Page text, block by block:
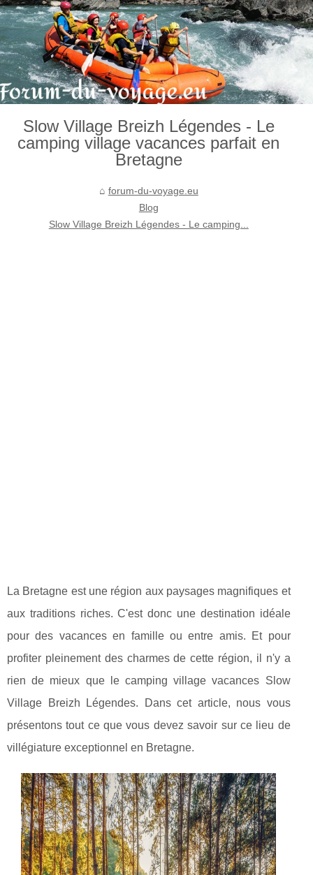
Slow Village Breizh Légendes - Le
camping village vacances parfait en
Bretagne
forum-du-voyage.eu
Blog
Slow Village Breizh Légendes - Le camping...
La Bretagne est une région aux paysages magnifiques et
aux traditions riches. C'est donc une destination idéale
pour des vacances en famille ou entre amis. Et pour
profiter pleinement des charmes de cette région, il n'y a
rien de mieux que le camping village vacances Slow
Village Breizh Légendes. Dans cet article, nous vous
présentons tout ce que vous devez savoir sur ce lieu de
villégiature exceptionnel en Bretagne.